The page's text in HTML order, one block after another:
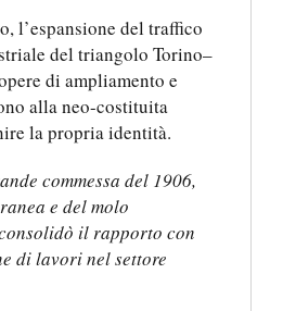
l’espansione del traffico
del triangolo Torino–
di ampliamento e
alla neo-costituita
la propria identità.
commessa del 1906,
e del molo
il rapporto con
di lavori nel settore